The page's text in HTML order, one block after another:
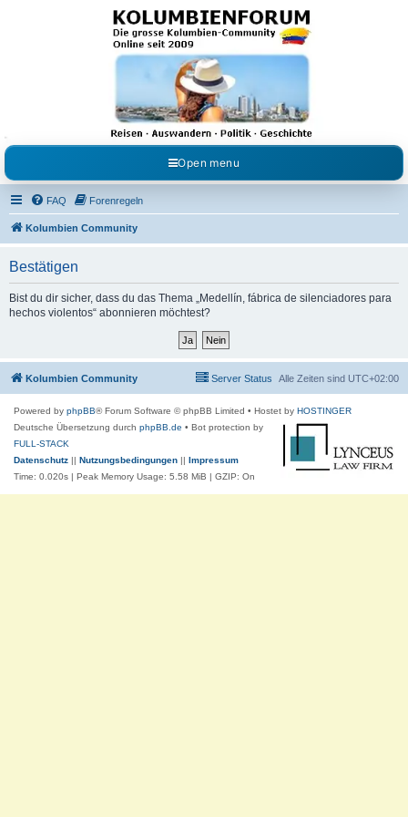
Kolumbienforum - Das
grosse Forum der
Freunde Kolumbiens
Reisen, Auswandern, Kultur, Politik, Geschichte und Visum in Kolumbien und Venezuela.
Austausch, Erfahrungen und Gemeinschaft im Kolumbienforum
Open menu
FAQ Forenregeln
Kolumbien Community
Bestätigen
Bist du dir sicher, dass du das Thema „Medellín, fábrica de silenciadores para
hechos violentos“ abonnieren möchtest?
Kolumbien Community Alle Zeiten sind UTC+02:00
Server Status
Powered by phpBB® Forum Software © phpBB Limited • Hostet by HOSTINGER
Deutsche Übersetzung durch phpBB.de • Bot protection by
FULL-STACK
Datenschutz
Nutzungsbedingungen
Impressum
Time: 0.020s | Peak Memory Usage: 5.58 MiB | GZIP: On